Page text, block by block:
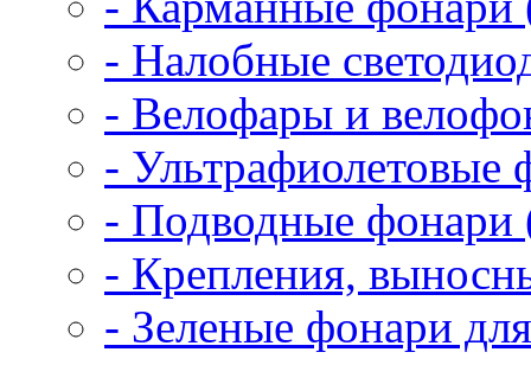
- Налобные
- Велофары и
- Ультрафиолетовые
- Подводные фонари
- Крепления,
- Зеленые фонари